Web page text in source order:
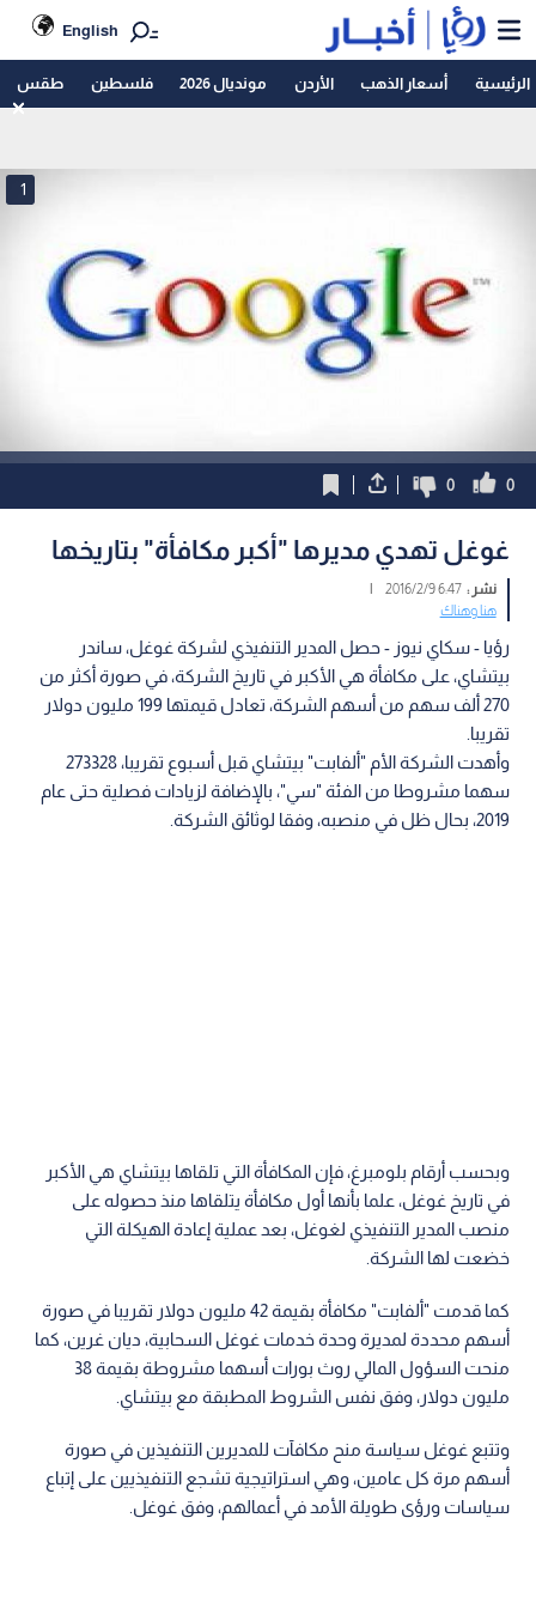
English
الرئيسية أسعار الذهب الأردن مونديال 2026 فلسطين طقس
1
0
0
غوغل تهدي مديرها "أكبر مكافأة" بتاريخها
نشر :6:47 2016/2/9
|
هنا وهناك
رؤيا - سكاي نيوز - حصل المدير التنفيذي لشركة غوغل، ساندر
بيتشاي، على مكافأة هي الأكبر في تاريخ الشركة، في صورة أكثر من
270 ألف سهم من أسهم الشركة، تعادل قيمتها 199 مليون دولار
تقريبا.
وأهدت الشركة الأم "ألفابت" بيتشاي قبل أسبوع تقريبا، 273328
سهما مشروطا من الفئة "سي"، بالإضافة لزيادات فصلية حتى عام
2019، بحال ظل في منصبه، وفقا لوثائق الشركة.
وبحسب أرقام بلومبرغ، فإن المكافأة التي تلقاها بيتشاي هي الأكبر
في تاريخ غوغل، علما بأنها أول مكافأة يتلقاها منذ حصوله على
منصب المدير التنفيذي لغوغل، بعد عملية إعادة الهيكلة التي
خضعت لها الشركة.
كما قدمت "ألفابت" مكافأة بقيمة 42 مليون دولار تقريبا في صورة
أسهم محددة لمديرة وحدة خدمات غوغل السحابية، ديان غرين، كما
منحت السؤول المالي روث بورات أسهما مشروطة بقيمة 38
مليون دولار، وفق نفس الشروط المطبقة مع بيتشاي.
وتتبع غوغل سياسة منح مكافآت للمديرين التنفيذين في صورة
أسهم مرة كل عامين، وهي استراتيجية تشجع التنفيذيين على إتباع
سياسات ورؤى طويلة الأمد في أعمالهم، وفق غوغل.